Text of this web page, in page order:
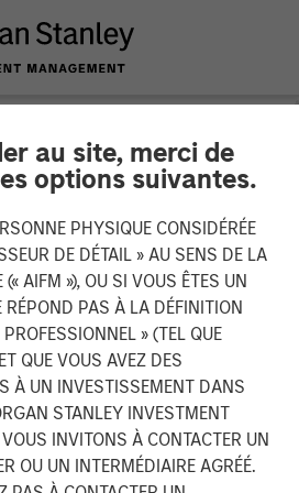
au site, merci de
options suivantes.
PHYSIQUE CONSIDÉRÉE
DE DÉTAIL » AU SENS DE LA
AIFM »), OU SI VOUS ÊTES UN
RÉPOND PAS À LA DÉFINITION
» (TEL QUE
QUE VOUS AVEZ DES
À UN INVESTISSEMENT DANS
STANLEY INVESTMENT
INVITONS À CONTACTER UN
OU UN INTERMÉDIAIRE AGRÉÉ.
Partners
Fund
Physical
incremental capital to support